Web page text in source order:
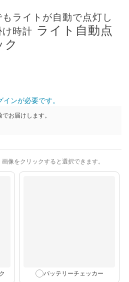
ライトが自動で点灯し
時計 ライト自動点
ク
ンが必要です。
でお届けします。
像をクリックすると選択できます。
バッテリーチェッカー